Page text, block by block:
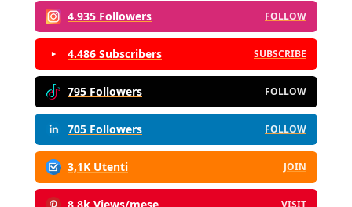
4.935 Followers FOLLOW
4.486 Subscribers SUBSCRIBE
795 Followers FOLLOW
705 Followers FOLLOW
3,1K Utenti JOIN